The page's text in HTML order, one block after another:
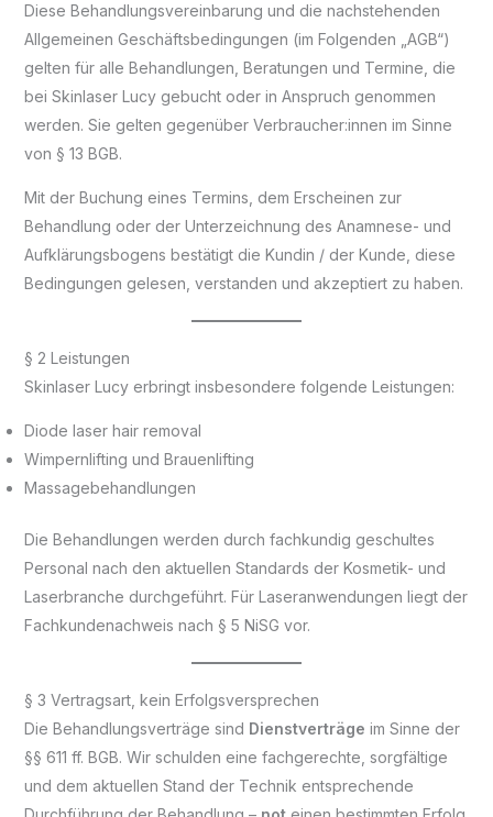
Diese Behandlungsvereinbarung und die nachstehenden
Allgemeinen Geschäftsbedingungen (im Folgenden „AGB“)
gelten für alle Behandlungen, Beratungen und Termine, die
bei Skinlaser Lucy gebucht oder in Anspruch genommen
werden. Sie gelten gegenüber Verbraucher:innen im Sinne
von § 13 BGB.
Mit der Buchung eines Termins, dem Erscheinen zur
Behandlung oder der Unterzeichnung des Anamnese- und
Aufklärungsbogens bestätigt die Kundin / der Kunde, diese
Bedingungen gelesen, verstanden und akzeptiert zu haben.
§ 2 Leistungen
Skinlaser Lucy erbringt insbesondere folgende Leistungen:
Diode laser hair removal
Wimpernlifting und Brauenlifting
Massagebehandlungen
Die Behandlungen werden durch fachkundig geschultes
Personal nach den aktuellen Standards der Kosmetik- und
Laserbranche durchgeführt. Für Laseranwendungen liegt der
Fachkundenachweis nach § 5 NiSG vor.
§ 3 Vertragsart, kein Erfolgsversprechen
Die Behandlungsverträge sind Dienstverträge im Sinne der
§§ 611 ff. BGB. Wir schulden eine fachgerechte, sorgfältige
und dem aktuellen Stand der Technik entsprechende